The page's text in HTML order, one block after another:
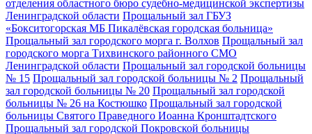
отделения областного бюро судебно-медицинской экспертизы
Ленинградской области Прощальный зал ГБУЗ
«Бокситогорская МБ Пикалёвская городская больница»
Прощальный зал городского морга г. Волхов Прощальный зал
городского морга Тихвинского районного СМО
Ленинградской области Прощальный зал городской больницы
№ 15 Прощальный зал городской больницы № 2 Прощальный
зал городской больницы № 20 Прощальный зал городской
больницы № 26 на Костюшко Прощальный зал городской
больницы Святого Праведного Иоанна Кронштадтского
Прощальный зал городской Покровской больницы